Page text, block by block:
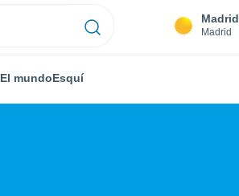
Madrid
Madrid
El mundoEsquí